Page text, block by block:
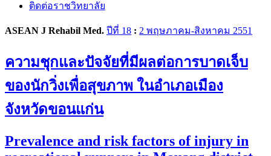
ติดต่อราชวิทยาลัย
ASEAN J Rehabil Med. ปีที่ 18 : 2 พฤษภาคม-สิงหาคม 2551
ความชุกและปัจจัยที่มีผลต่อการบาดเจ็บ
ของนักวิ่งเพื่อสุขภาพ ในอำเภอเมือง
จังหวัดขอนแก่น
Prevalence and risk factors of injury in